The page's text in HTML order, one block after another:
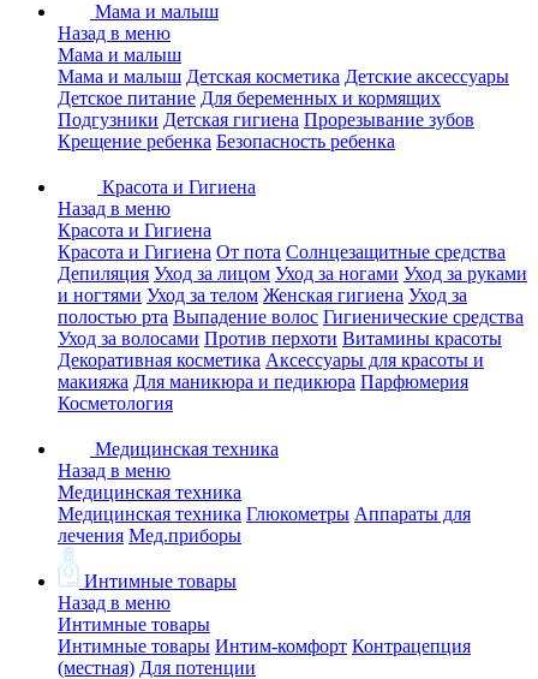
Мама и малыш
Назад в меню
Мама и малыш
Мама и малыш Детская косметика Детские аксессуары
Детское питание Для беременных и кормящих
Подгузники Детская гигиена Прорезывание зубов
Крещение ребенка Безопасность ребенка
Красота и Гигиена
Назад в меню
Красота и Гигиена
Красота и Гигиена От пота Солнцезащитные средства
Депиляция Уход за лицом Уход за ногами Уход за руками
и ногтями Уход за телом Женская гигиена Уход за
полостью рта Выпадение волос Гигиенические средства
Уход за волосами Против перхоти Витамины красоты
Декоративная косметика Аксессуары для красоты и
макияжа Для маникюра и педикюра Парфюмерия
Косметология
Медицинская техника
Назад в меню
Медицинская техника
Медицинская техника Глюкометры Аппараты для
лечения Мед.приборы
Интимные товары
Назад в меню
Интимные товары
Интимные товары Интим-комфорт Контрацепция
(местная) Для потенции